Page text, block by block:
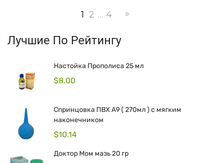
1 2 … 4
Лучшие По Рейтингу
Настойка Прополиса 25 мл
$8.00
Спринцовка ПВХ А9 ( 270мл ) с мягким
наконечником
$10.14
Доктор Мом мазь 20 гр